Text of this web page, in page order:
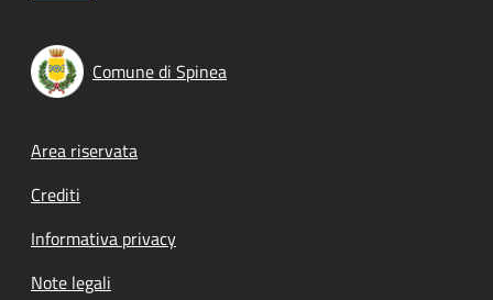
Comune di Spinea
Footer menu
Area riservata
Crediti
Informativa privacy
Note legali